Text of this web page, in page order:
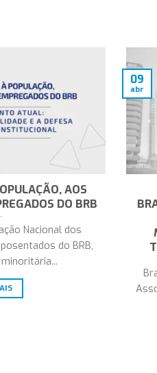
AOS
DO BRB
Nacional dos
do BRB,
09
abr